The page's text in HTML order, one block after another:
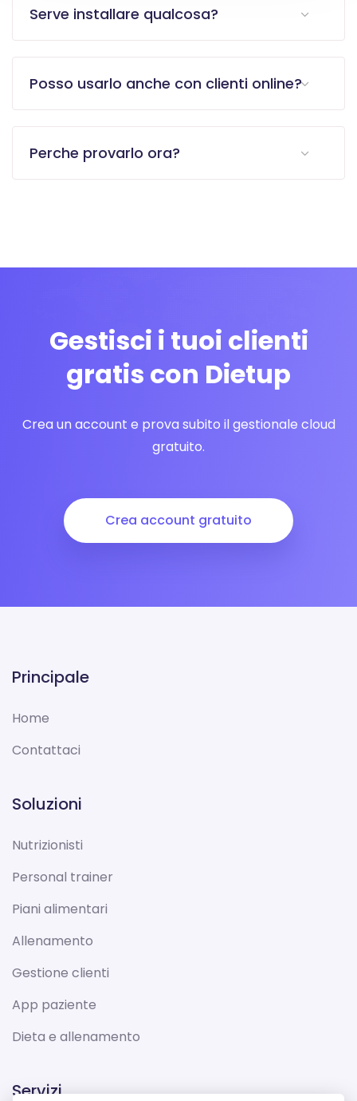
Serve installare qualcosa?
Posso usarlo anche con clienti online?
Perche provarlo ora?
Gestisci i tuoi clienti
gratis con Dietup
Crea un account e prova subito il gestionale cloud
gratuito.
Crea account gratuito
Principale
Home
Contattaci
Soluzioni
Nutrizionisti
Personal trainer
Piani alimentari
Allenamento
Gestione clienti
App paziente
Dieta e allenamento
Servizi